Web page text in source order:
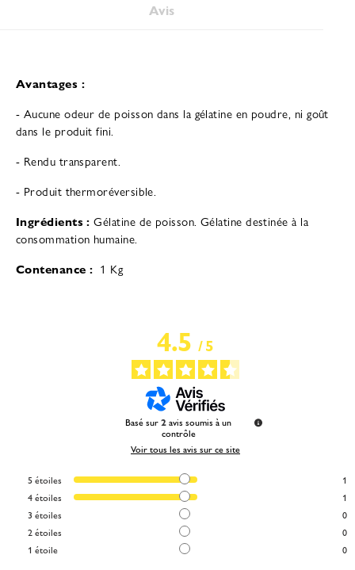
Avis
Avantages :
- Aucune odeur de poisson dans la gélatine en poudre, ni goût
dans le produit fini.
- Rendu transparent.
- Produit thermoréversible.
Ingrédients : Gélatine de poisson. Gélatine destinée à la
consommation humaine.
Contenance : 1 Kg
4.5/5
Basé sur2avis soumis à un
contrôle
Voir tous les avis sur ce site
5étoiles
1
4étoiles
1
3 étoiles
0
2étoiles
0
1 étoile 0